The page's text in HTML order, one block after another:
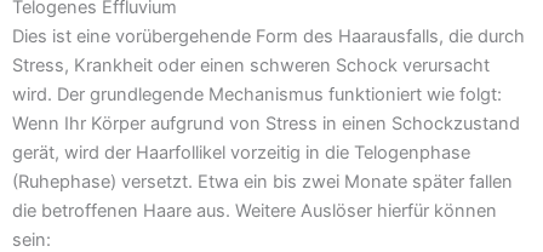
Telogenes Effluvium
Dies ist eine vorübergehende Form des Haarausfalls, die durch
Stress, Krankheit oder einen schweren Schock verursacht
wird. Der grundlegende Mechanismus funktioniert wie folgt:
Wenn Ihr Körper aufgrund von Stress in einen Schockzustand
gerät, wird der Haarfollikel vorzeitig in die Telogenphase
(Ruhephase) versetzt. Etwa ein bis zwei Monate später fallen
die betroffenen Haare aus. Weitere Auslöser hierfür können
sein: